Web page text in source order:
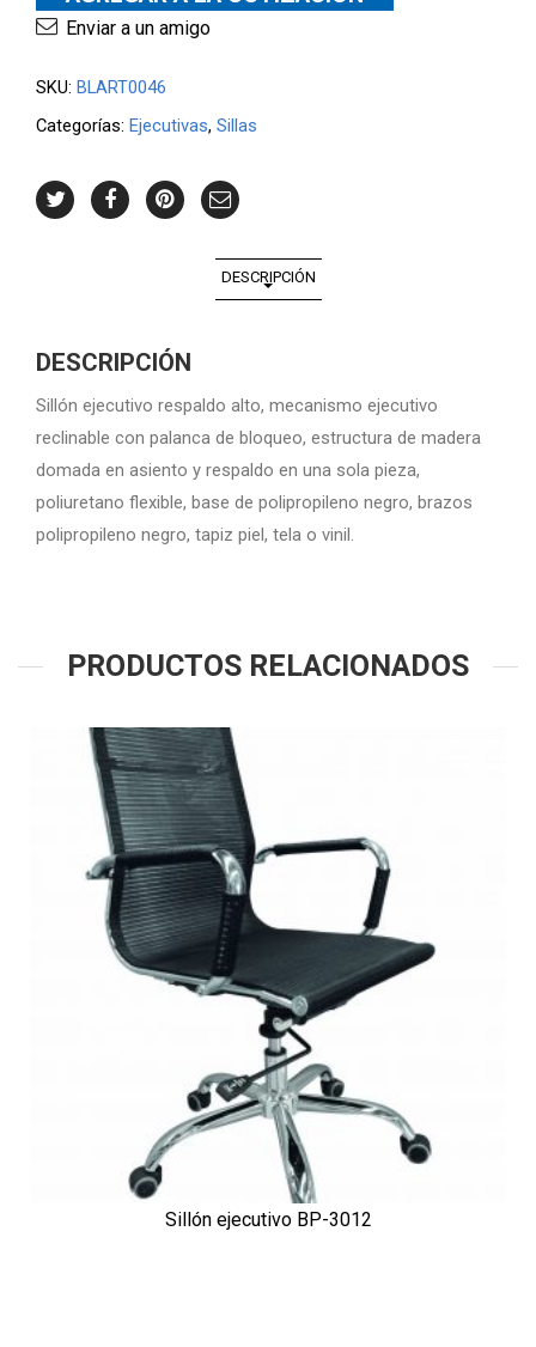
Enviar a un amigo
SKU: BLART0046
Categorías: Ejecutivas, Sillas
DESCRIPCIÓN
DESCRIPCIÓN
Sillón ejecutivo respaldo alto, mecanismo ejecutivo
reclinable con palanca de bloqueo, estructura de madera
domada en asiento y respaldo en una sola pieza,
poliuretano flexible, base de polipropileno negro, brazos
polipropileno negro, tapiz piel, tela o vinil.
PRODUCTOS RELACIONADOS
Sillón ejecutivo BP-3012